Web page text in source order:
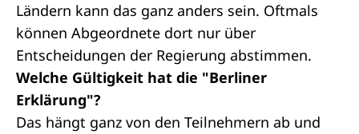
Ländern kann das ganz anders sein. Oftmals
können Abgeordnete dort nur über
Entscheidungen der Regierung abstimmen.
Welche Gültigkeit hat die "Berliner
Erklärung"?
Das hängt ganz von den Teilnehmern ab und